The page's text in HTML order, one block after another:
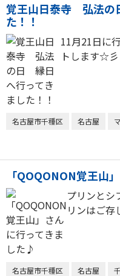
覚王山日泰寺 弘法の
た！！
11月21日に
トします☆彡
名古屋市千種区 名古屋
「QOQONON覚王山
プリンとシ
リンはご
名古屋市千種区 名古屋